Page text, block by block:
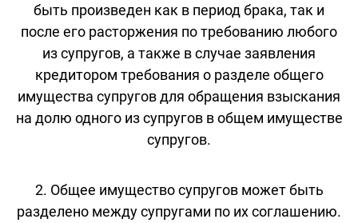
быть произведен как в период брака, так и
после его расторжения по требованию любого
из супругов, а также в случае заявления
кредитором требования о разделе общего
имущества супругов для обращения взыскания
на долю одного из супругов в общем имуществе
супругов.
2. Общее имущество супругов может быть
разделено между супругами по их соглашению.